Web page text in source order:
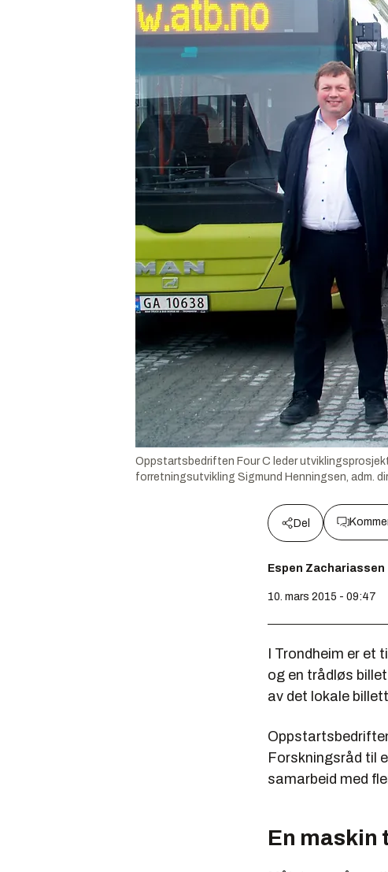
Oppstartsbedriften Four C leder
forretningsutvikling Sigmund Henningsen, adm.
Del
Espen Zachariassen
10. mars 2015 - 09:47
I Trondheim er
og en trådløs
av det lokale
Forskningsråd til
samarbeid med
En maskin